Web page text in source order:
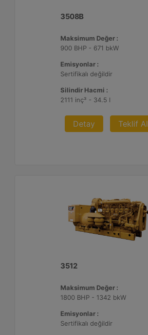
3508B
Maksimum Değer :
900 BHP - 671 bkW
Emisyonlar :
Sertifikalı değildir
Silindir Hacmi :
2111 inç³ - 34.5 l
Detay Teklif Al
3512
Maksimum Değer :
1800 BHP - 1342 bkW
Emisyonlar :
Sertifikalı değildir